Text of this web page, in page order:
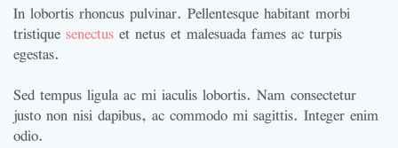
In lobortis rhoncus pulvinar. Pellentesque habitant morbi
tristique senectus et netus et malesuada fames ac turpis
egestas.
Sed tempus ligula ac mi iaculis lobortis. Nam consectetur
justo non nisi dapibus, ac commodo mi sagittis. Integer enim
odio.